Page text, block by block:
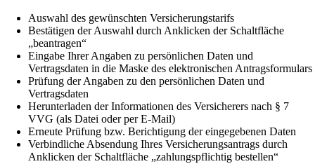
Auswahl des gewünschten Versicherungstarifs
Bestätigen der Auswahl durch Anklicken der Schaltfläche
„beantragen“
Eingabe Ihrer Angaben zu persönlichen Daten und
Vertragsdaten in die Maske des elektronischen Antragsformulars
Prüfung der Angaben zu den persönlichen Daten und
Vertragsdaten
Herunterladen der Informationen des Versicherers nach § 7
VVG (als Datei oder per E-Mail)
Erneute Prüfung bzw. Berichtigung der eingegebenen Daten
Verbindliche Absendung Ihres Versicherungsantrags durch
Anklicken der Schaltfläche „zahlungspflichtig bestellen“